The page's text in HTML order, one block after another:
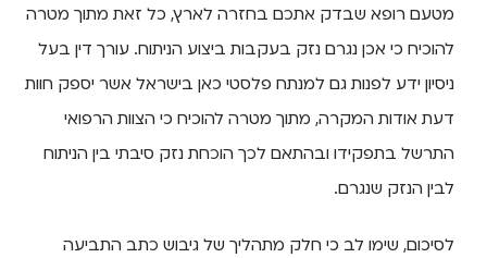
מטעם רופא שבדק אתכם בחזרה לארץ, כל זאת מתוך מטרה
להוכיח כי אכן נגרם נזק בעקבות ביצוע הניתוח. עורך דין בעל
ניסיון ידע לפנות גם למנתח פלסטי כאן בישראל אשר יספק חוות
דעת אודות המקרה, מתוך מטרה להוכיח כי הצוות הרפואי
התרשל בתפקידו ובהתאם לכך הוכחת נזק סיבתי בין הניתוח
לבין הנזק שנגרם.
לסיכום, שימו לב כי חלק מתהליך של גיבוש כתב התביעה